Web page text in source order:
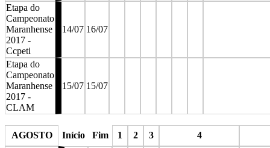
Etapa do
Campeonato
Maranhense
2017 -
Ccpeti
14/07 16/07
Etapa do
Campeonato
Maranhense
2017 -
CLAM
15/07 15/07
AGOSTO
Início Fim 1 2 3
4